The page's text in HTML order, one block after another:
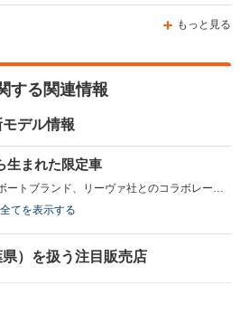
└市街地:9.9km/L
└高速道路:16.6km/L
1368cc
FF
ホイー
もっと見る
する関連情報
デル情報
生まれた限定車
イタリアの老舗ラグジュアリーボートブランド、リーヴァ社とのコラボレーションにより実現した限定車。リーヴァ社の最新鋭フライブリッジボート「リヴァーレ」からインスピレーションを受けて内外装がデザインされた。ボディカラーには専用のブルーとグレーが採用され、アクアマリンのアクセントラインが特徴となる。17インチ専用ホイールや、アクラポヴィッチ社製のカーボン仕上げハイパフォーマンスエグゾーストシステム、専用エンブレムなど、随所にあしらわれたクロームパーツなどラグジュアリーな雰囲気が高められている。エンジンは、1.3L直4ターボで、ATモード付5速シーケンシャルトランスミッションが組み合わされる。（2018.11）
全てを表示する
）を扱う注目販売店